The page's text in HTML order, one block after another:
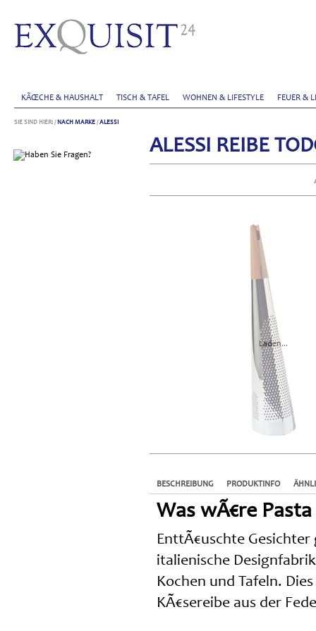
KÃŒCHE & HAUSHALT TISCH & TAFEL WOHNEN & LIFESTYLE FEUER &
SIE SIND HIER: / NACH MARKE /ALESSI
ALESSI REIBE
Laden...
BESCHREIBUNG PRODUKTINFO
Was wÃ€re
EnttÃ€uschte
italienische
Kochen und Tafeln.
KÃ€sereibe aus der